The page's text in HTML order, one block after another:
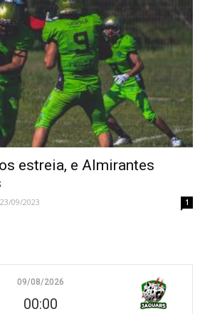
estreia, e Almirantes
23/09/2023 1
09/08/2026
00:00